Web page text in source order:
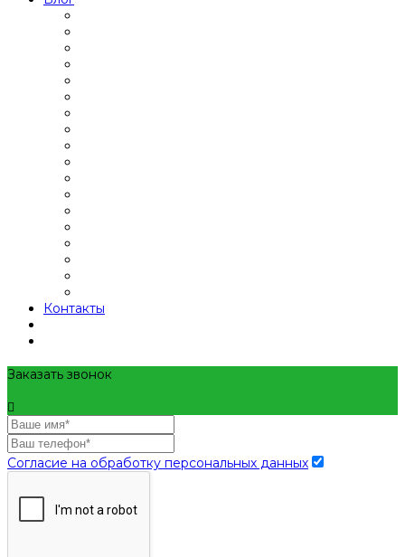
Контакты
Заказать звонок
Согласие на обработку персональных данных